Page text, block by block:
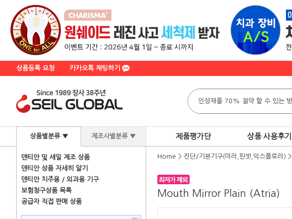
상품등록 요청 카카오톡 채팅하기
상품별분류 ▼ 제조사별분류 ▼
덴티안 및 세일 제조 상품
덴티안 상품 자세히 알기
덴티안 치주용 / 외과용 기구
보험청구상품 목록
공급자 직접 판매 상품
제품평가단 상품 사용후기
Home > 진단/기본기구(미러,핀셋,익스플로러) >
Mouth Mirror Plain (Atria)